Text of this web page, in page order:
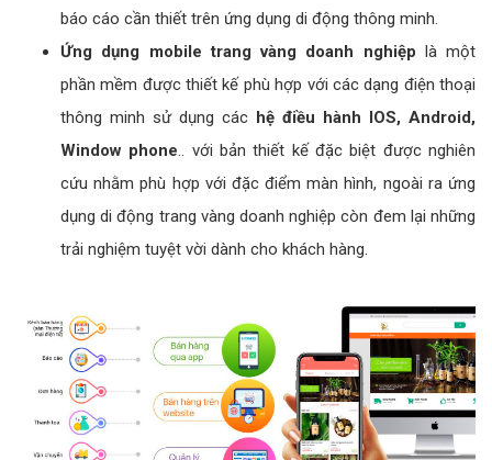
báo cáo cần thiết trên ứng dụng di động thông minh.
Ứng dụng mobile trang vàng doanh nghiệp là một
phần mềm được thiết kế phù hợp với các dạng điện thoại
thông minh sử dụng các hệ điều hành IOS, Android,
Window phone .. với bản thiết kế đặc biệt được nghiên
cứu nhằm phù hợp với đặc điểm màn hình, ngoài ra ứng
dụng di động trang vàng doanh nghiệp còn đem lại những
trải nghiệm tuyệt vời dành cho khách hàng.